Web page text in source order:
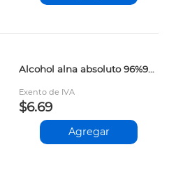
Alcohol alna absoluto 96%950cc
Exento de IVA
$6.69
Agregar